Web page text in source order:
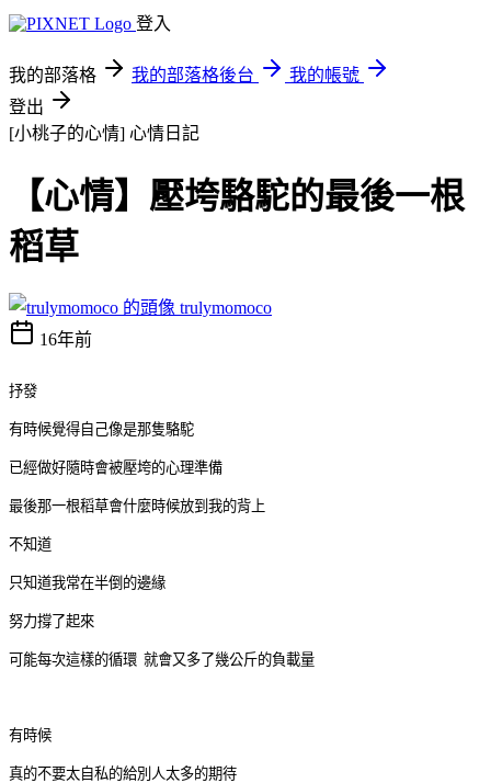
登入
我的部落格 我的部落格後台
我的帳號
登出
[小桃子的心情] 心情日記
【心情】壓垮駱駝的最後一根
稻草
trulymomoco
16年前
抒發
有時候覺得自己像是那隻駱駝
已經做好隨時會被壓垮的心理準備
最後那一根稻草會什麼時候放到我的背上
不知道
只知道我常在半倒的邊緣
努力撐了起來
可能每次這樣的循環 就會又多了幾公斤的負載量
有時候
真的不要太自私的給別人太多的期待